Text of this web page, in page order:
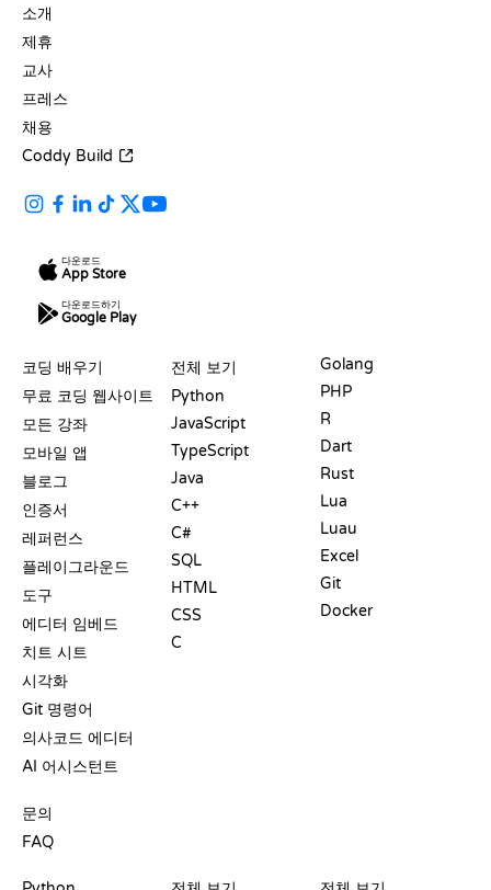
소개
제휴
교사
프레스
채용
Coddy Build
다운로드
App Store
다운로드하기
Google Play
코딩 배우기
무료 코딩 웹사이트
모든 강좌
모바일 앱
블로그
인증서
레퍼런스
플레이그라운드
도구
에디터 임베드
치트 시트
시각화
Git 명령어
의사코드 에디터
AI 어시스턴트
문의
FAQ
전체 보기
Python
JavaScript
TypeScript
Java
C++
C#
SQL
HTML
CSS
C
Golang
PHP
R
Dart
Rust
Lua
Luau
Excel
Git
Docker